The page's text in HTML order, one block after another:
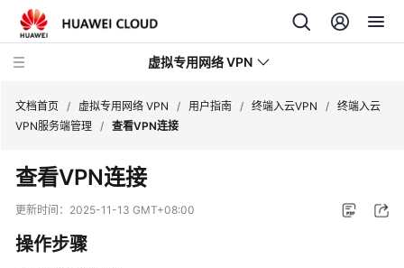
虚拟专用网络 VPN
最
新
动
文档首页 / 虚拟专用网络 VPN / 用户指南 / 终端入云VPN / 终端入云
VPN服务端管理 / 查看VPN连接
查看VPN连接
更新时间： 2025-11-13 GMT+08:00
操作步骤